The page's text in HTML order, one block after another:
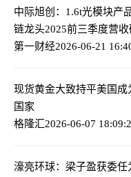
中际旭创：1.6t光模块产
链龙头2025前三季度营
第一财经2026-06-21
现货黄金大致持平美国成
国家
格隆汇2026-06-07
濠亮环球：梁子盈获委